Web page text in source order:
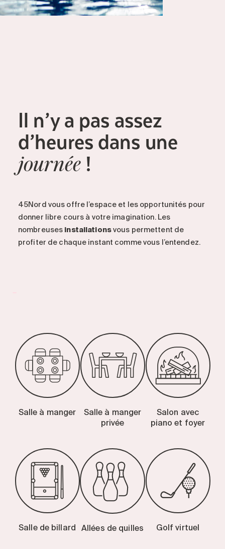
Il n’y a pas assez
d’heures dans une
journée!
45Nord vous offre l’espace et les opportunités pour
donner libre cours à votre imagination. Les
nombreuses installationsvous permettent de
profiter de chaque instant comme vous l’entendez.
Salle à manger
Salle à manger
privée
Salon avec
piano et foyer
Salle de billard Allées de quilles Golf virtuel